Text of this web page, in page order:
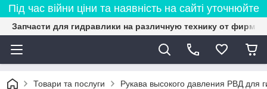
Під час війни ціни та наявність на сайті уточнюйте
Запчасти для гидравлики на различную технику от фирмы
Товари та послуги Рукава высокого давления РВД для